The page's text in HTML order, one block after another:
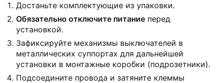
Достаньте комплектующие из упаковки.
Обязательно отключите питание перед
установкой.
Зафиксируйте механизмы выключателей в
металлических суппортах для дальнейшей
установки в монтажные коробки (подрозетники).
Подсоедините провода и затяните клеммы